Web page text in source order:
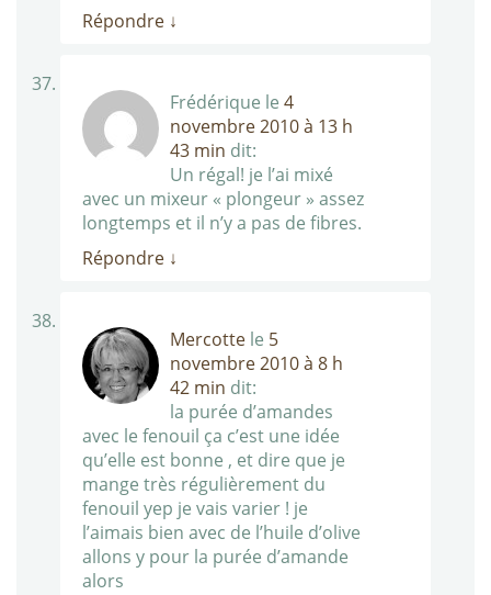
Répondre ↓
Frédérique le 4
novembre 2010 à 13 h
43 min dit:
Un régal! je l’ai mixé
avec un mixeur « plongeur » assez
longtemps et il n’y a pas de fibres.
Répondre ↓
Mercotte le 5
novembre 2010 à 8 h
42 min dit:
la purée d’amandes
avec le fenouil ça c’est une idée
qu’elle est bonne , et dire que je
mange très régulièrement du
fenouil yep je vais varier ! je
l’aimais bien avec de l’huile d’olive
allons y pour la purée d’amande
alors